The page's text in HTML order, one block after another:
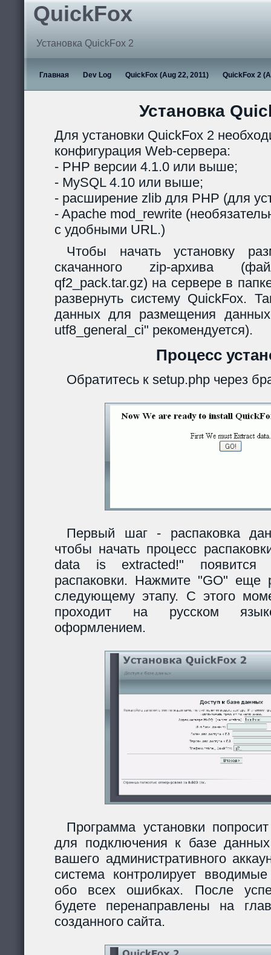
QuickFox
Установка QuickFox 2
Главная Dev Log QuickFox (Aug 22, 2011) QuickFox 2
Установка
Для установки QuickFox 2
конфигурация Web-сервера:
- PHP версии 4.1.0 или выше;
- MySQL 4.10 или выше;
- расширение zlib для PHP (для
- Apache mod_rewrite
с удобными URL.)
Чтобы начать установку
скачанного zip-архива
qf2_pack.tar.gz) на сервере в
развернуть систему QuickFox.
данных для размещения
utf8_general_ci" рекомендуется).
Процесс
Обратитесь к setup.php через
Первый шаг - распаковка
чтобы начать процесс
data is extracted!" появится
распаковки. Нажмите "GO" еще
следующему этапу. С этого
проходит на русском
оформлением.
Программа установки
для подключения к базе
вашего административного
система контролирует
обо всех ошибках. После
будете перенаправлены на
созданного сайта.